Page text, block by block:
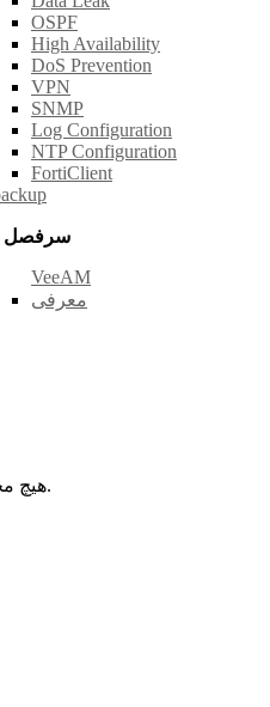
OSPF
High Availability
DoS Prevention
VPN
SNMP
Log Configuration
NTP Configuration
FortiClient
سرفصل
VeeAM
معرفی
هیچ محصولی در سبد خرید نیست.